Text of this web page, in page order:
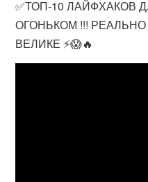
✅ТОП-10 ЛАЙФХАКОВ
ОГОНЬКОМ !!!
ВЕЛИКЕ ⚡️😱🔥